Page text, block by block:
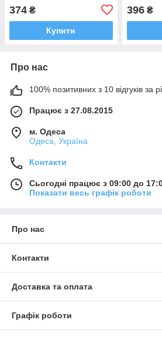
374 ₴
Купити
396₴
Про нас
100% позитивних з 10 відгуків за
Працює з 27.08.2015
м. Одеса
Одеса, Україна
Контакти
Сьогодні працює з 09:00 до
Показати весь графік роботи
Про нас
Контакти
Доставка та оплата
Графік роботи